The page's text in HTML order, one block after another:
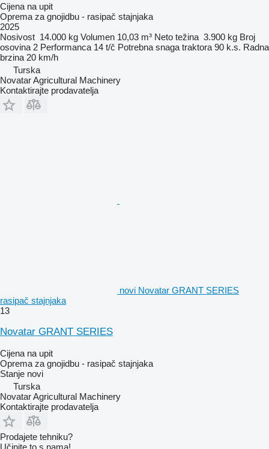
Cijena na upit
Oprema za gnojidbu - rasipač stajnjaka
2025
Nosivost 14.000 kg Volumen 10,03 m³ Neto težina 3.900 kg Broj
osovina 2 Performanca 14 t/č Potrebna snaga traktora 90 k.s. Radna
brzina 20 km/h
Turska
Novatar Agricultural Machinery
Kontaktirajte prodavatelja
novi Novatar GRANT SERIES
rasipač stajnjaka
13
Novatar GRANT SERIES
Cijena na upit
Oprema za gnojidbu - rasipač stajnjaka
Stanje novi
Turska
Novatar Agricultural Machinery
Kontaktirajte prodavatelja
Prodajete tehniku?
Učinite to s nama!